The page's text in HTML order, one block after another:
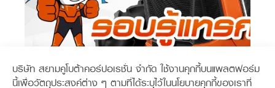
บริษัท สยามคูโบต้าคอร์ปอเรชั่น จำกัด ใช้งานคุกกี้บนแพลตฟอร์ม
นี้เพื่อวัตถุประสงค์ต่าง ๆ ตามที่ได้ระบุไว้ในนโยบายคุกกี้ของเราที่